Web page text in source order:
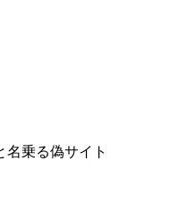
名乗る偽サイト